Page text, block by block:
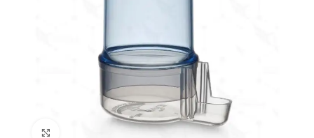
Haga clic para ampliar